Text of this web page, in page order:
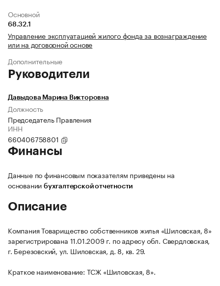
Основной
68.32.1
Управление эксплуатацией жилого фонда за вознаграждение
или на договорной основе
Дополнительные
Руководители
Давыдова Марина Викторовна
Должность
Председатель Правления
ИНН
660406758801
Финансы
Данные по финансовым показателям приведены на
основании бухгалтерской отчетности
Описание
Компания Товарищество собственников жилья «Шиловская, 8»
зарегистрирована 11.01.2009 г. по адресу обл. Свердловская,
г. Березовский, ул. Шиловская, д. 8, кв. 29.
Краткое наименование: ТСЖ «Шиловская, 8».